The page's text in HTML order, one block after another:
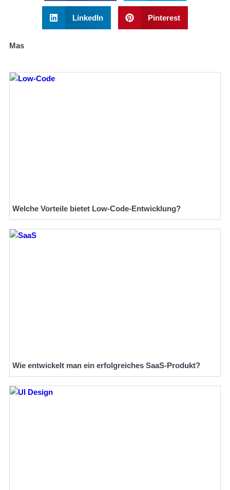
LinkedIn Pinterest
Mas
Welche Vorteile bietet Low-Code-Entwicklung?
Wie entwickelt man ein erfolgreiches SaaS-Produkt?